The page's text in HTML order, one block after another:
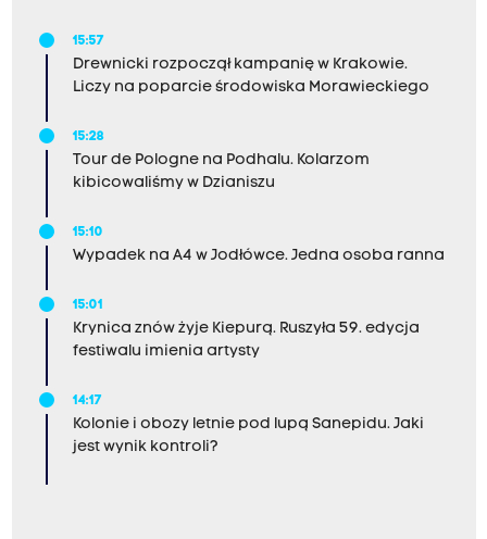
15:57
Drewnicki rozpoczął kampanię w Krakowie.
Liczy na poparcie środowiska Morawieckiego
15:28
Tour de Pologne na Podhalu. Kolarzom
kibicowaliśmy w Dzianiszu
15:10
Wypadek na A4 w Jodłówce. Jedna osoba ranna
15:01
Krynica znów żyje Kiepurą. Ruszyła 59. edycja
festiwalu imienia artysty
14:17
Kolonie i obozy letnie pod lupą Sanepidu. Jaki
jest wynik kontroli?